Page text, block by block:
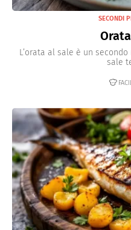
SECONDI
L’orata al sale è un
sale